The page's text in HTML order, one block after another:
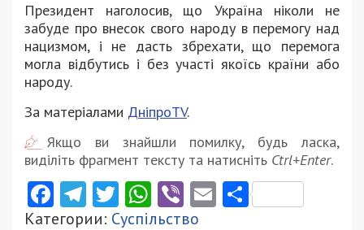
Президент наголосив, що Україна ніколи не
забуде про внесок свого народу в перемогу над
нацизмом, і не дасть збрехати, що перемога
могла відбутись і без участі якоїсь країни або
народу.
За матеріалами ДніпроTV.
Якщо ви знайшли помилку, будь ласка,
виділіть фрагмент тексту та натисніть Ctrl+Enter.
Facebook
Telegram
Twitter
WhatsApp
ViberEmail
Категории: Суспільство